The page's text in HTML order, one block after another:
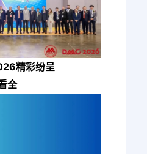
精彩纷呈
全